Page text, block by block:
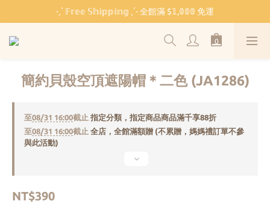
˗ˏˋ 𝔽𝕣𝕖𝕖 𝕊𝕙𝕚𝕡𝕡𝕚𝕟𝕘 ˎˊ˗ 全館滿 $𝟙,𝟘𝟘𝟘 免運
˗ˏˋ 𝔽𝕣𝕖𝕖 𝕊𝕙𝕚𝕡𝕡𝕚𝕟𝕘 ˎˊ˗ 全館滿 $𝟙,𝟘𝟘𝟘 免運
🏫 開學必備 ⸜ 四合一睡袋組 ⸝ 限時 $𝟐𝟔𝟖𝟎
˗ˏˋ 𝔽𝕣𝕖𝕖 𝕊𝕙𝕚𝕡𝕡𝕚𝕟𝕘 ˎˊ˗ 全館滿 $𝟙,𝟘𝟘𝟘 免運
簡約貝殼空頂遮陽帽＊二色 (JA1286)
至08/31 16:00截止 指定分類，指定商品商品滿千享88折
至08/31 16:00截止 全店，全館滿額贈 (不累贈，媽媽禮訂單不參
與此活動)
NT$390